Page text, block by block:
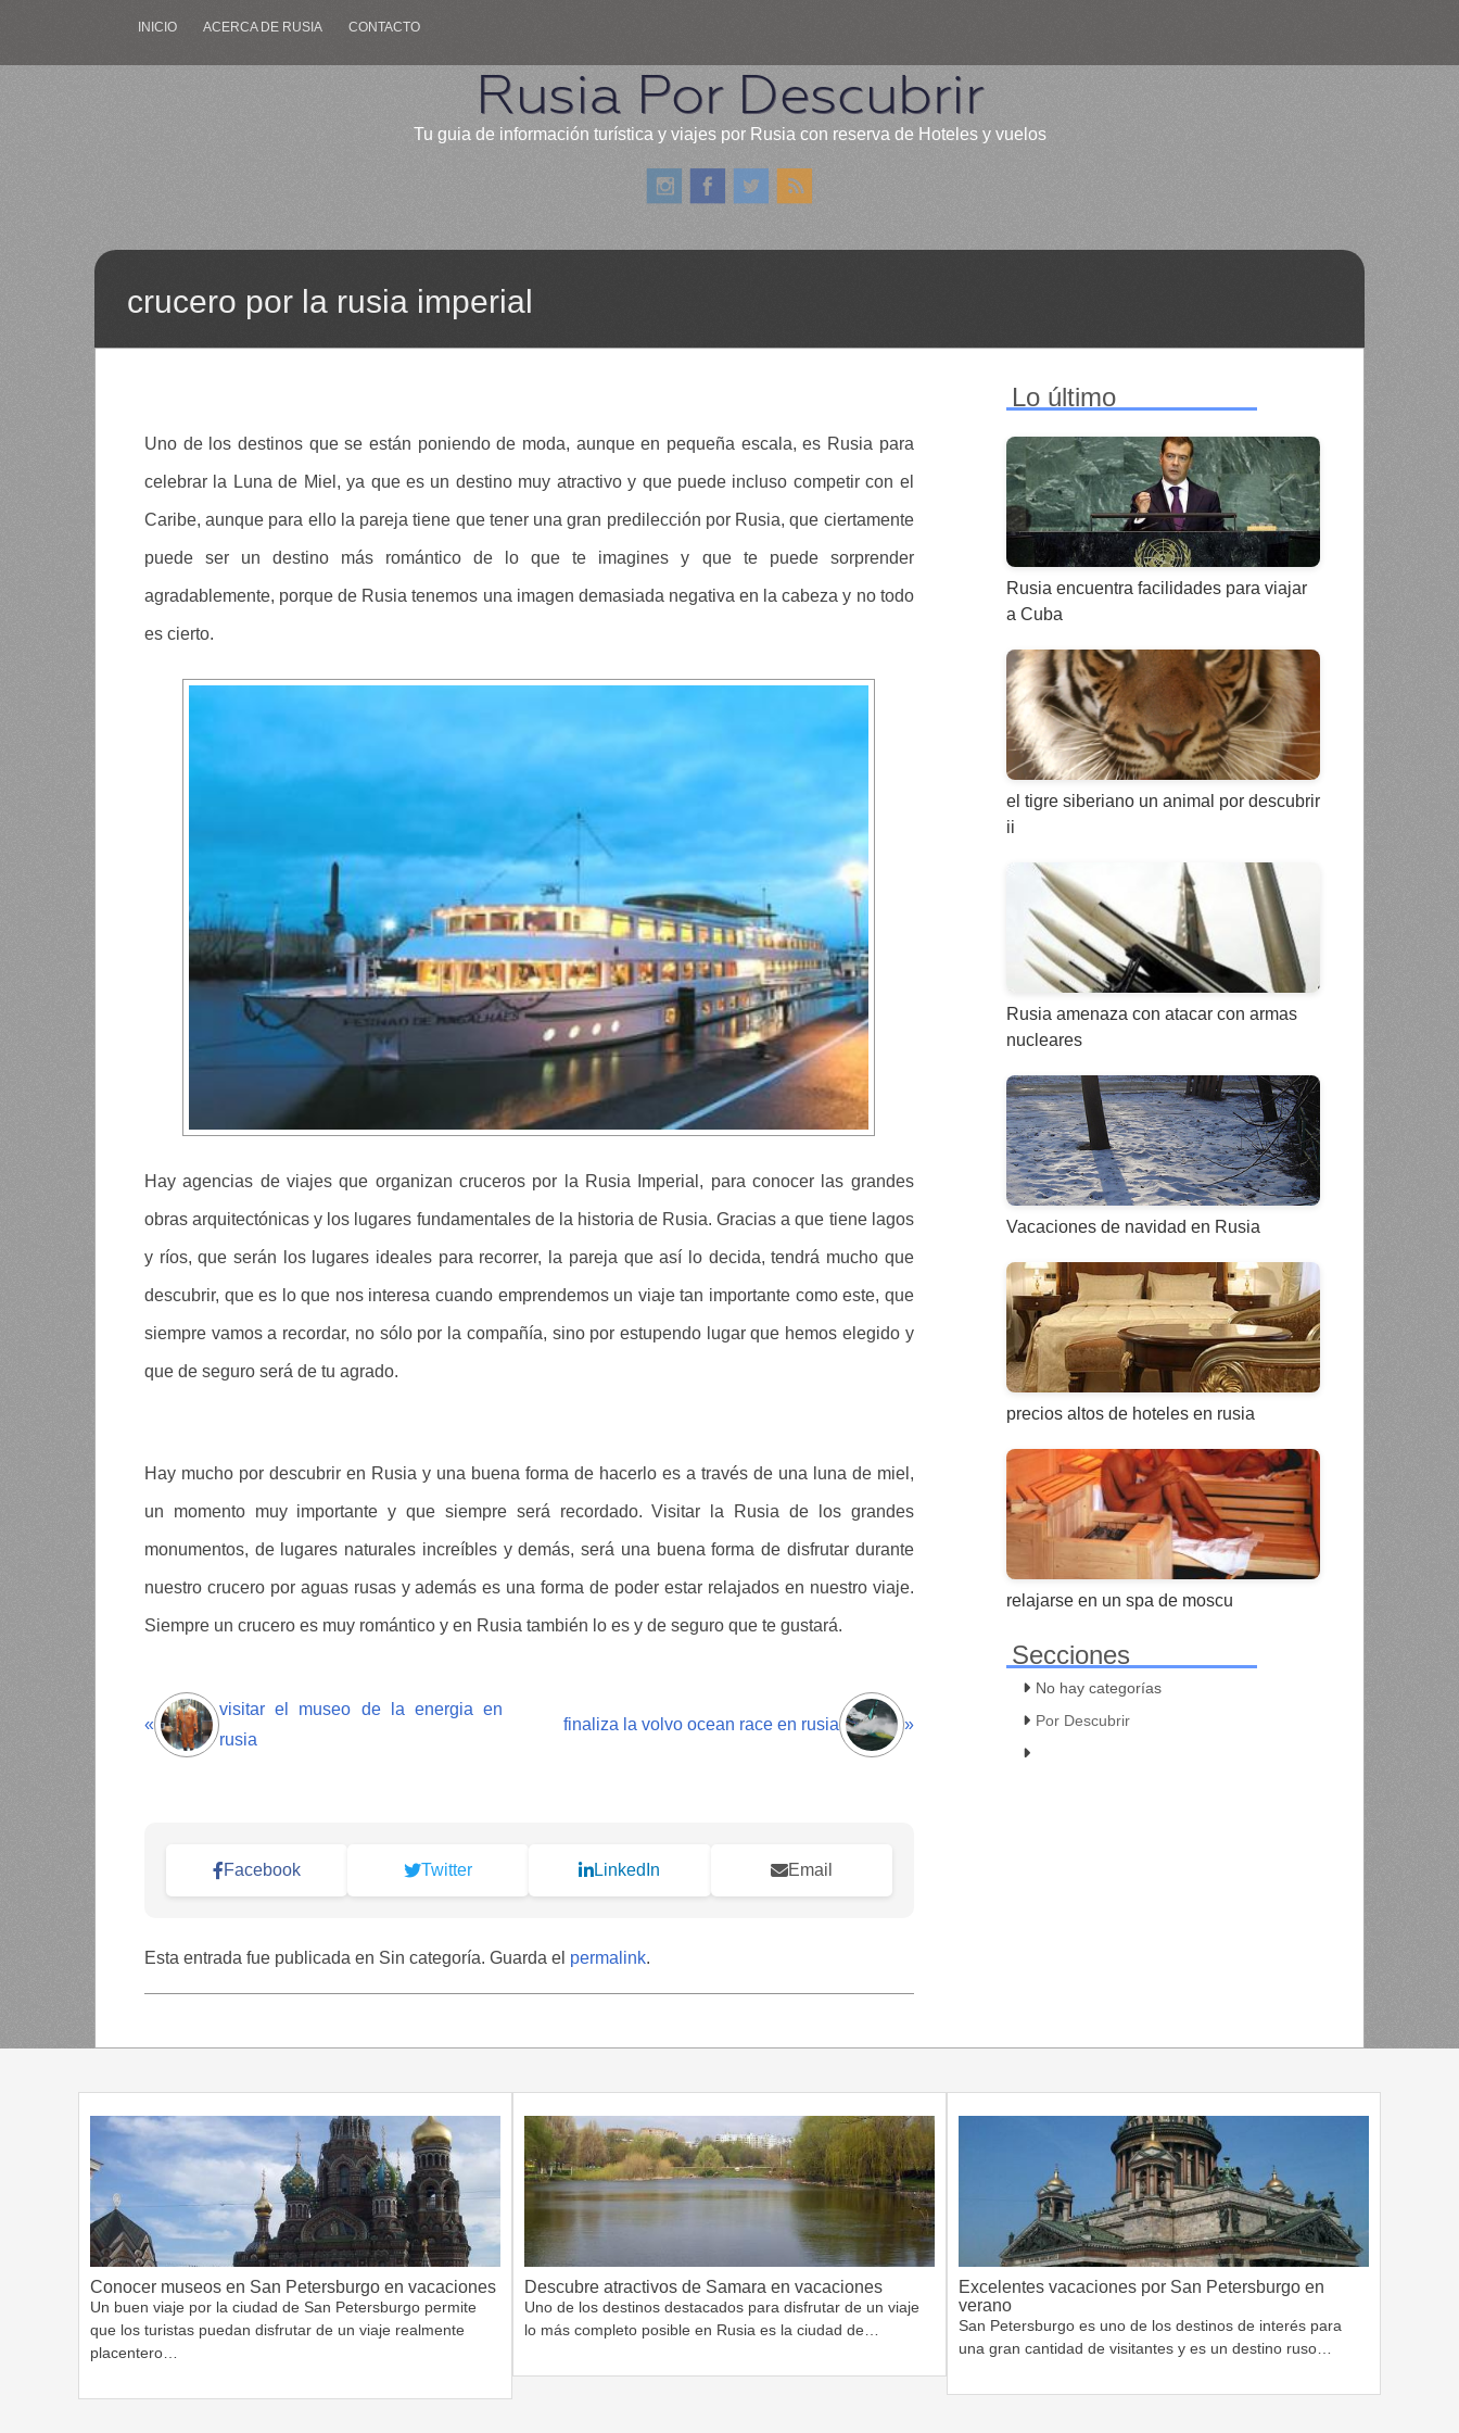
INICIO ACERCA DE RUSIA CONTACTO
Rusia Por Descubrir
Tu guia de información turística y viajes por Rusia con reserva de Hoteles y vuelos
crucero por la rusia imperial
Uno de los destinos que se están poniendo de moda, aunque en pequeña escala, es Rusia para
celebrar la Luna de Miel, ya que es un destino muy atractivo y que puede incluso competir con el
Caribe, aunque para ello la pareja tiene que tener una gran predilección por Rusia, que ciertamente
puede ser un destino más romántico de lo que te imagines y que te puede sorprender
agradablemente, porque de Rusia tenemos una imagen demasiada negativa en la cabeza y no todo
es cierto.
Hay agencias de viajes que organizan cruceros por la Rusia Imperial, para conocer las grandes
obras arquitectónicas y los lugares fundamentales de la historia de Rusia. Gracias a que tiene lagos
y ríos, que serán los lugares ideales para recorrer, la pareja que así lo decida, tendrá mucho que
descubrir, que es lo que nos interesa cuando emprendemos un viaje tan importante como este, que
siempre vamos a recordar, no sólo por la compañía, sino por estupendo lugar que hemos elegido y
que de seguro será de tu agrado.
Hay mucho por descubrir en Rusia y una buena forma de hacerlo es a través de una luna de miel,
un momento muy importante y que siempre será recordado. Visitar la Rusia de los grandes
monumentos, de lugares naturales increíbles y demás, será una buena forma de disfrutar durante
nuestro crucero por aguas rusas y además es una forma de poder estar relajados en nuestro viaje.
Siempre un crucero es muy romántico y en Rusia también lo es y de seguro que te gustará.
«
visitar el museo de la energia en
rusia
finaliza la volvo ocean race en rusia »
Facebook Twitter LinkedIn Email
Esta entrada fue publicada en Sin categoría. Guarda el permalink.
Lo último
Rusia encuentra facilidades para viajar
a Cuba
el tigre siberiano un animal por descubrir
ii
Rusia amenaza con atacar con armas
nucleares
Vacaciones de navidad en Rusia
precios altos de hoteles en rusia
relajarse en un spa de moscu
Secciones
No hay categorías
Por Descubrir
Conocer museos en San Petersburgo en vacaciones
Un buen viaje por la ciudad de San Petersburgo permite
que los turistas puedan disfrutar de un viaje realmente
placentero…
Descubre atractivos de Samara en vacaciones
Uno de los destinos destacados para disfrutar de un viaje
lo más completo posible en Rusia es la ciudad de…
Excelentes vacaciones por San Petersburgo en
verano
San Petersburgo es uno de los destinos de interés para
una gran cantidad de visitantes y es un destino ruso…